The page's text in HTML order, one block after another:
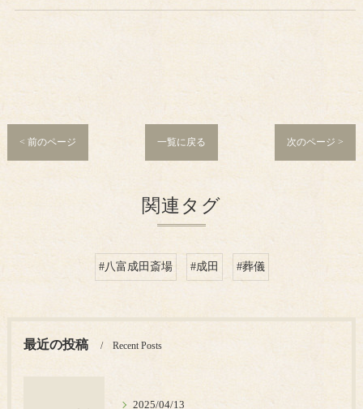
< 前のページ 一覧に戻る 次のページ >
関連タグ
#八富成田斎場 #成田 #葬儀
最近の投稿 Recent Posts
2025/04/13